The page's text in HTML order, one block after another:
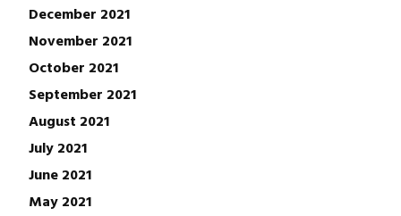
December 2021
November 2021
October 2021
September 2021
August 2021
July 2021
June 2021
May 2021